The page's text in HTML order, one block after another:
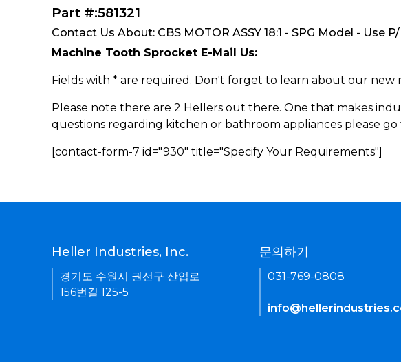
Part #:581321
Contact Us About: CBS MOTOR ASSY 18:1 - SPG Model - Use
Machine Tooth Sprocket E-Mail Us:
Fields with * are required. Don't forget to learn about our new
Please note there are 2 Hellers out there. One that makes
questions regarding kitchen or bathroom appliances please
[contact-form-7 id="930" title="Specify Your Requirements"]
Heller Industries, Inc.
경기도 수원시 권선구 산업로
156번길 125-5
문의하기
031-769-0808